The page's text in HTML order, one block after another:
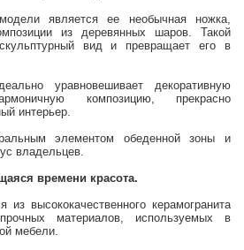
является ее необычная ножка,
из деревянных шаров. Такой
вид и превращает его в
уравновешивает декоративную
композицию, прекрасно
интерьер.
элементом обеденной зоны и
владельцев.
времени красота.
из высококачественного керамогранита
материалов, используемых в
мебели.